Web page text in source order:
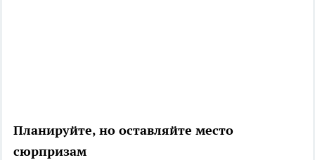
Планируйте, но оставляйте место
сюрпризам